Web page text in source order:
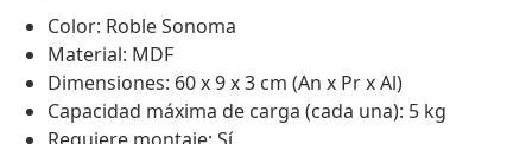
Color: Roble Sonoma
Material: MDF
Dimensiones: 60 x 9 x 3 cm (An x Pr x Al)
Capacidad máxima de carga (cada una): 5 kg